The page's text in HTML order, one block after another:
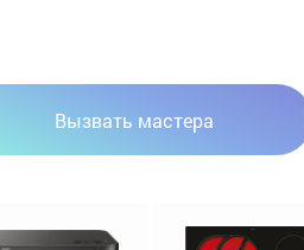
Вызвать мастера